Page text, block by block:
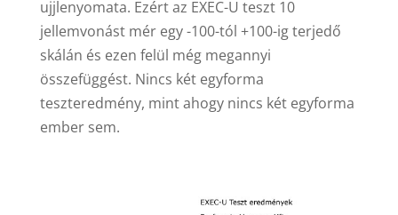
ujjlenyomata. Ezért az EXEC-U teszt 10
jellemvonást mér egy -100-tól +100-ig terjedő
skálán és ezen felül még megannyi
összefüggést. Nincs két egyforma
teszteredmény, mint ahogy nincs két egyforma
ember sem.